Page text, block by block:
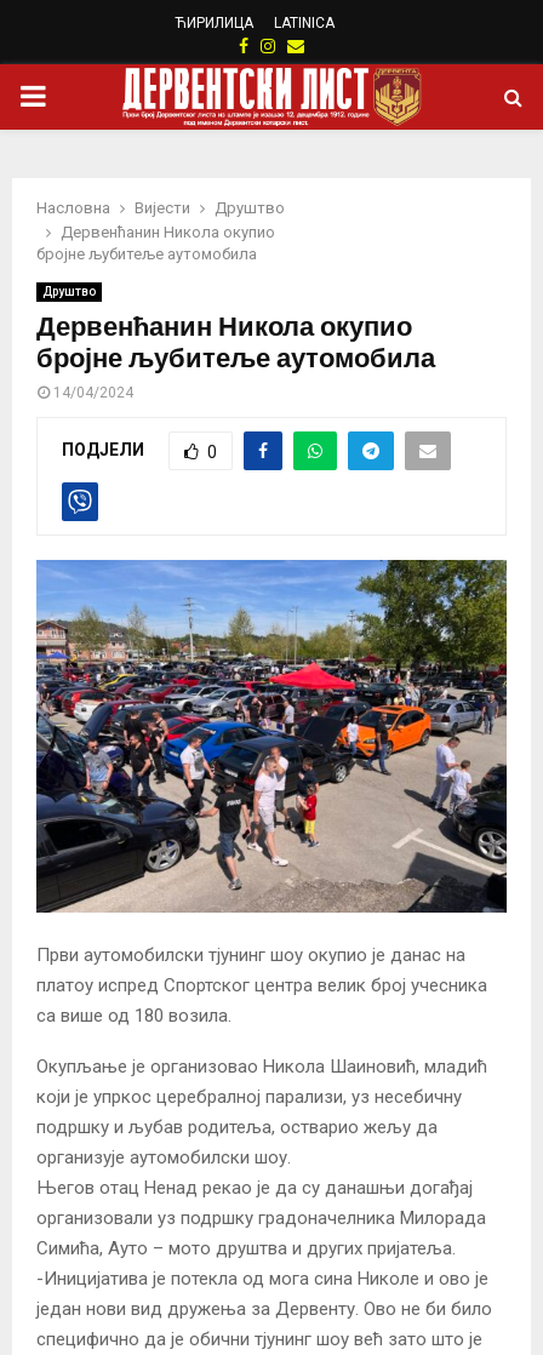
ЋИРИЛИЦА LATINICA
Facebook
Instagram
Email
PRIMARY
Насловна Вијести
Друштво
Дервенћанин Никола окупио
бројне љубитеље аутомобила
Друштво
Дервенћанин Никола окупио
бројне љубитеље аутомобила
14/04/2024
ПОДЈЕЛИ 0
Први аутомобилски тјунинг шоу окупио је данас на
платоу испред Спортског центра велик број учесника
са више од 180 возила.
Окупљање је организовао Никола Шаиновић, младић
који је упркос церебралној парализи, уз несебичну
подршку и љубав родитеља, остварио жељу да
организује аутомобилски шоу.
Његов отац Ненад рекао је да су данашњи догађај
организовали уз подршку градоначелника Милорада
Симића, Ауто – мото друштва и других пријатеља.
-Иницијатива је потекла од мога сина Николе и ово је
један нови вид дружења за Дервенту. Ово не би било
специфично да је обични тјунинг шоу већ зато што је